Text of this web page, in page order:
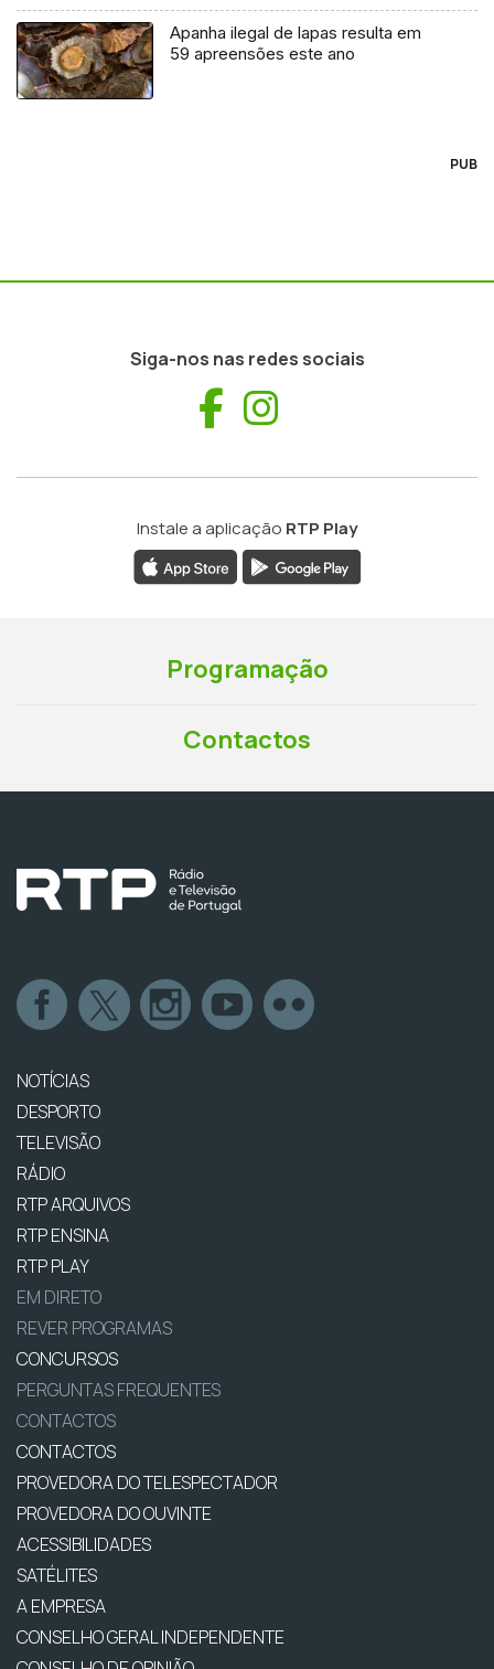
Apanha ilegal de lapas resulta em
59 apreensões este ano
PUB
Siga-nos nas redes sociais
Facebook
Instale a aplicação RTP Play
Programação
Contactos
NOTÍCIAS
DESPORTO
TELEVISÃO
RÁDIO
RTP ARQUIVOS
RTP ENSINA
RTP PLAY
EM DIRETO
REVER PROGRAMAS
CONCURSOS
PERGUNTAS FREQUENTES
CONTACTOS
CONTACTOS
PROVEDORA DO TELESPECTADOR
PROVEDORA DO OUVINTE
ACESSIBILIDADES
SATÉLITES
A EMPRESA
CONSELHO GERAL INDEPENDENTE